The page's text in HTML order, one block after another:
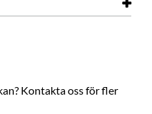
Stockholm Midi
Kontakta oss för fler